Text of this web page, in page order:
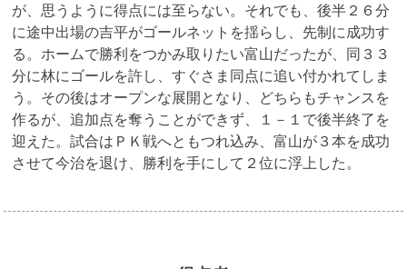
が、思うように得点には至らない。それでも、後半２６分
に途中出場の吉平がゴールネットを揺らし、先制に成功す
る。ホームで勝利をつかみ取りたい富山だったが、同３３
分に林にゴールを許し、すぐさま同点に追い付かれてしま
う。その後はオープンな展開となり、どちらもチャンスを
作るが、追加点を奪うことができず、１－１で後半終了を
迎えた。試合はＰＫ戦へともつれ込み、富山が３本を成功
させて今治を退け、勝利を手にして２位に浮上した。